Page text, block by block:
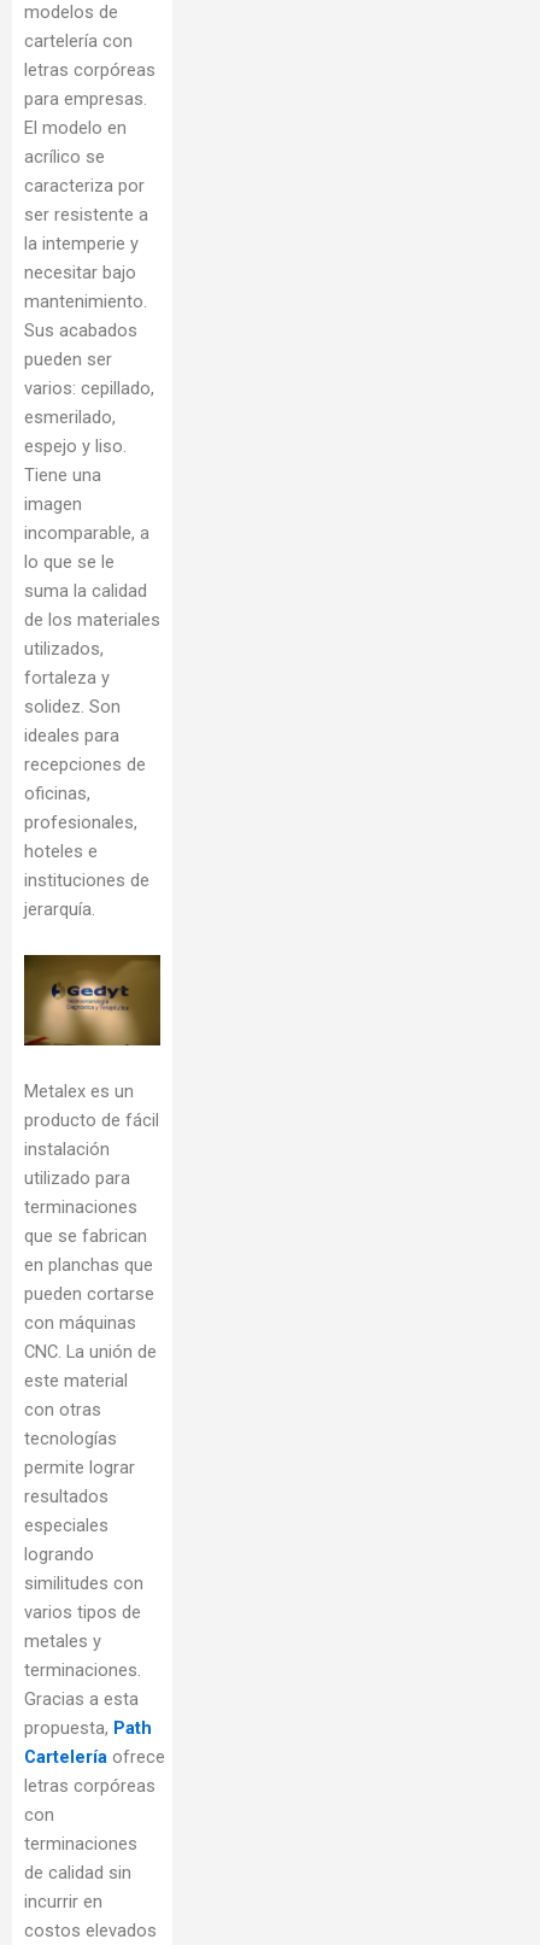
modelos de
cartelería con
letras corpóreas
para empresas.
El modelo en
acrílico se
caracteriza por
ser resistente a
la intemperie y
necesitar bajo
mantenimiento.
Sus acabados
pueden ser
varios: cepillado,
esmerilado,
espejo y liso.
Tiene una
imagen
incomparable, a
lo que se le
suma la calidad
de los materiales
utilizados,
fortaleza y
solidez. Son
ideales para
recepciones de
oficinas,
profesionales,
hoteles e
instituciones de
jerarquía.
Metalex es un
producto de fácil
instalación
utilizado para
terminaciones
que se fabrican
en planchas que
pueden cortarse
con máquinas
CNC. La unión de
este material
con otras
tecnologías
permite lograr
resultados
especiales
logrando
similitudes con
varios tipos de
metales y
terminaciones.
Gracias a esta
propuesta, Path
Cartelería ofrece
letras corpóreas
con
terminaciones
de calidad sin
incurrir en
costos elevados